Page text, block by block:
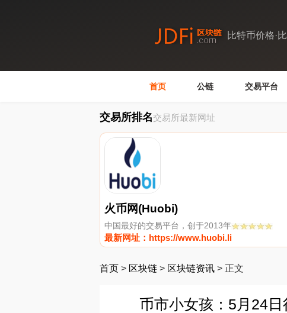
比特币价格·
首页 公链 交易平台
交易所排名交易所最新网址
火币网(Huobi)
中国最好的交易平台，创于2013年
最新网址：https://www.huobi.li
首页 > 区块链 > 区块链资讯 > 正文
币市小女孩：5月24